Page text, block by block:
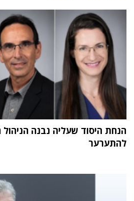
הנחת היסוד שעליה נבנה
להתערער